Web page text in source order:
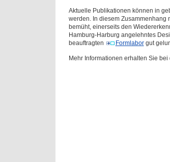
Aktuelle Publikationen können in
werden. In diesem Zusammenhang
bemüht, einerseits den
Hamburg-Harburg angelehntes
beauftragten
Formlaborgut
Mehr Informationen erhalten Sie bei